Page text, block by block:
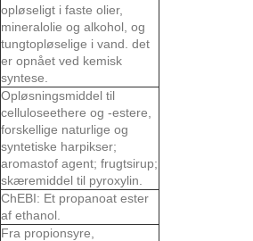
opløseligt i faste olier,
mineralolie og alkohol, og
tungtopløselige i vand. det
er opnået ved kemisk
syntese.
Opløsningsmiddel til
celluloseethere og -estere,
forskellige naturlige og
syntetiske harpikser;
aromastof agent; frugtsirup;
skæremiddel til pyroxylin.
ChEBI: Et propanoat ester
af ethanol.
Fra propionsyre,